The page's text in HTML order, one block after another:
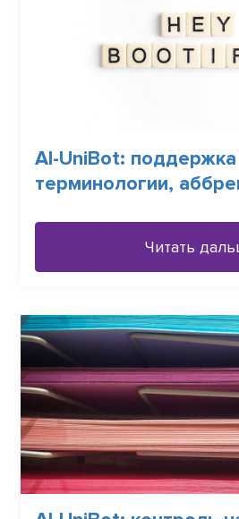
АI-UniBot:
терминологии,
Читать